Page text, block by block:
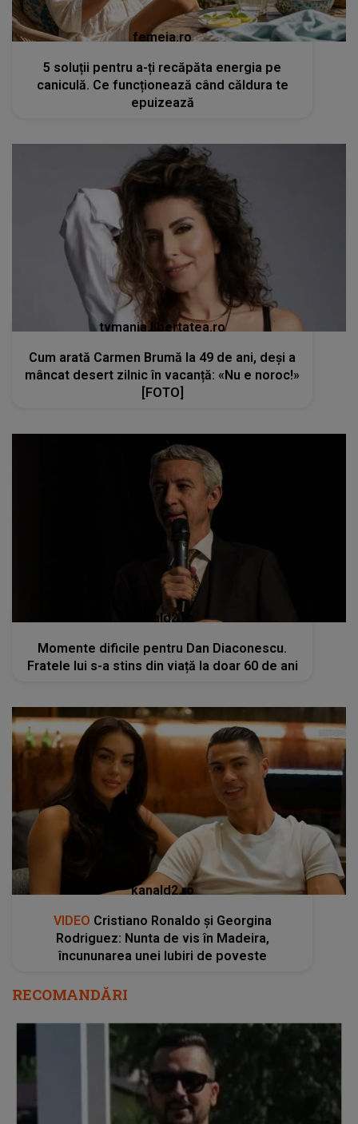
femeia.ro
5 soluții pentru a-ți recăpăta energia pe
caniculă. Ce funcționează când căldura te
epuizează
tvmania.libertatea.ro
Cum arată Carmen Brumă la 49 de ani, deși a
mâncat desert zilnic în vacanță: «Nu e noroc!»
[FOTO]
kanald2.ro
Momente dificile pentru Dan Diaconescu.
Fratele lui s-a stins din viață la doar 60 de ani
kanald2.ro
VIDEO Cristiano Ronaldo și Georgina
Rodriguez: Nunta de vis în Madeira,
încununarea unei Iubiri de poveste
RECOMANDĂRI